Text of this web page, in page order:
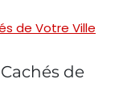
de Votre Ville
de